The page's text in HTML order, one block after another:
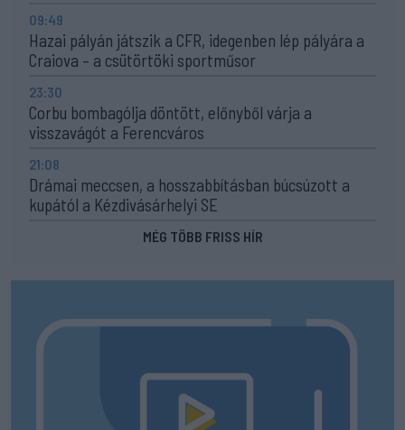
09:49
Hazai pályán játszik a CFR, idegenben lép pályára a
Craiova – a csütörtöki sportműsor
23:30
Corbu bombagólja döntött, előnyből várja a
visszavágót a Ferencváros
21:08
Drámai meccsen, a hosszabbításban búcsúzott a
kupától a Kézdivásárhelyi SE
MÉG TÖBB FRISS HÍR